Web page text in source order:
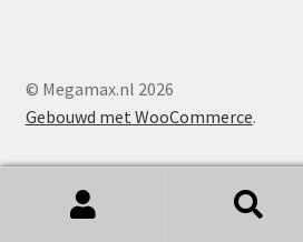
© Megamax.nl 2026
Gebouwd met WooCommerce.